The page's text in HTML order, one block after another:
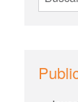
en